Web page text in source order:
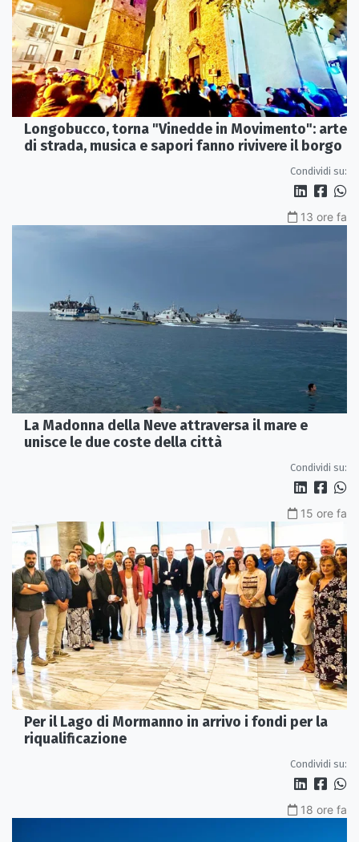
Longobucco, torna "Vinedde in Movimento": arte
di strada, musica e sapori fanno rivivere il borgo
Condividi su:
13 ore fa
La Madonna della Neve attraversa il mare e
unisce le due coste della città
Condividi su:
15 ore fa
Per il Lago di Mormanno in arrivo i fondi per la
riqualificazione
Condividi su:
18 ore fa